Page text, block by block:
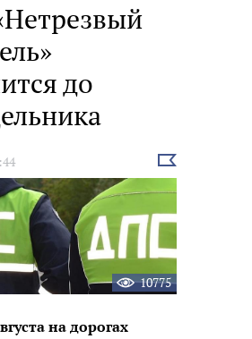
до
Выбрать
новость
10775
на дорогах